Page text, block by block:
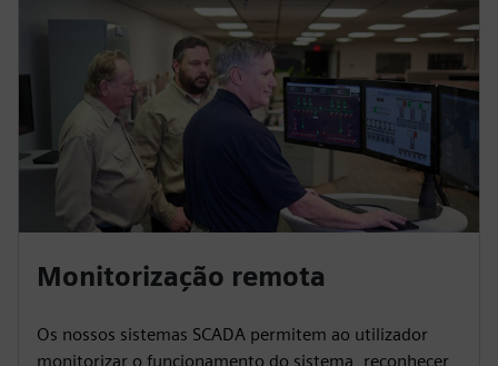
Monitorização remota
Os nossos sistemas SCADA permitem ao utilizador
monitorizar o funcionamento do sistema, reconhecer